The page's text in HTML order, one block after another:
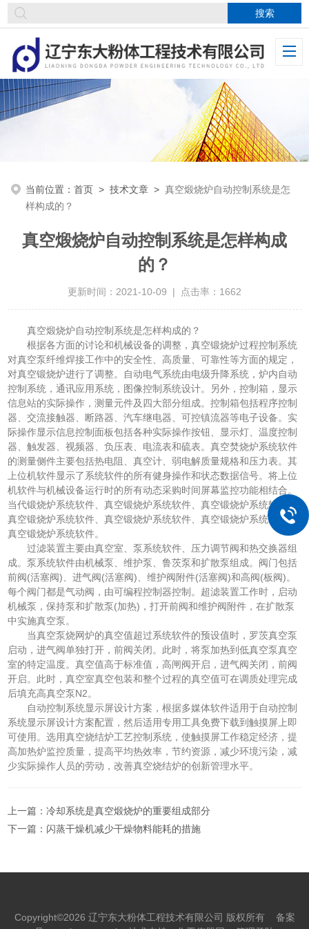
当前位置：首页 >技术文章 >真空煅烧炉自动控制系统是怎
样构成的？
真空煅烧炉自动控制系统是怎样构成
的？
更新时间：2021-10-09 | 点击率：1662
真空煅烧炉自动控制系统是怎样构成的？
根据各方面的讨论和机械设备的调整，真空锻烧炉过程控制系统
对真空泵纤维焊接工作中的安全性、高质量、可靠性等方面的规定，
对真空锻烧炉进行了调整。自动电气系统由电级升降系统，炉内自动
控制系统，通讯应用系统，图像控制系统设计。另外，控制箱，显示
信息站的实际操作，测量元件及四大部分组成。控制箱包括程序控制
器、交流接触器、断路器、汽车继电器、可控镇流器等电子设备。实
际操作显示信息控制面板包括各种实际操作按钮、显示灯、温度控制
器、触发器、视频器、负压表、电流表和硫表。真空焚烧炉系统软件
的测量侧件主要包括热电阻、真空计、弱电解质量规格和压力表。其
上位机软件显示了系统软件的所有健身操作和状态数据信号。将上位
机软件与机械设备运行时的所有动态采购时间屏幕监控功能相结合。
当代锻烧炉系统软件、真空锻烧炉系统软件、真空锻烧炉系统软件、
真空锻烧炉系统软件、真空锻烧炉系统软件、真空锻烧炉系统软件、
真空锻烧炉系统软件。
过滤装置主要由真空室、泵系统软件、压力调节阀和热交换器组
成。泵系统软件由机械泵、维护泵、鲁茨泵和扩散泵组成。阀门包括
前阀(活塞阀)、进气阀(活塞阀)、维护阀附件(活塞阀)和高阀(板阀)。
每个阀门都是气动阀，由可编程控制器控制。超滤装置工作时，启动
机械泵，保持泵和扩散泵(加热)，打开前阀和维护阀附件，在扩散泵
中实施真空泵。
当真空泵烧网炉的真空值超过系统软件的预设值时，罗茨真空泵
启动，进气阀单独打开，前阀关闭。此时，将泵加热到低真空泵真空
室的特定温度。真空值高于标准值，高闸阀开启，进气阀关闭，前阀
开启。此时，真空室真空包装和整个过程的真空值可在调质处理完成
后填充高真空泵N2。
自动控制系统显示屏设计方案，根据多媒体软件适用于自动控制
系统显示屏设计方案配置，然后适用专用工具免费下载到触摸屏上即
可使用。选用真空烧结炉工艺控制系统，使触摸屏工作稳定经济，提
高加热炉监控质量，提高平均热效率，节约资源，减少环境污染，减
少实际操作人员的劳动，改善真空烧结炉的创新管理水平。
上一篇：冷却系统是真空煅烧炉的重要组成部分
下一篇： 闪蒸干燥机减少干燥物料能耗的措施
Copyright©2026 辽宁东大粉体工程技术有限公司 版权所有 备案